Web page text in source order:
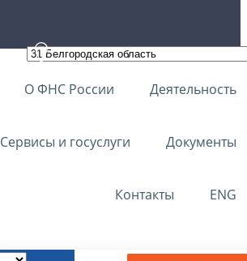
О ФНС России Деятельность
Сервисы и госуслуги Документы
Контакты ENG